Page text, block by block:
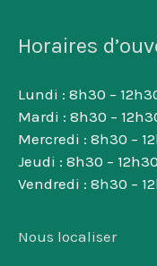
Horaires
Lundi : 8h30 –
Mardi : 8h30 –
Mercredi : 8h30 –
Jeudi : 8h30 –
Vendredi : 8h30 –
Nous localiser